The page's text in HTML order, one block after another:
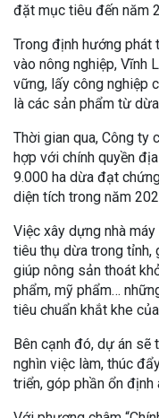
đặt mục tiêu đến năm
Trong định hướng phát
vào nông nghiệp, Vĩnh
vững, lấy công nghiệp
là các sản phẩm từ
Thời gian qua, Công ty
hợp với chính quyền
9.000 ha dừa đạt
diện tích trong năm
Việc xây dựng nhà
tiêu thụ dừa trong tỉnh,
giúp nông sản thoát
phẩm, mỹ phẩm…
tiêu chuẩn khắt khe
Bên cạnh đó, dự án sẽ
nghìn việc làm, thúc
triển, góp phần ổn định